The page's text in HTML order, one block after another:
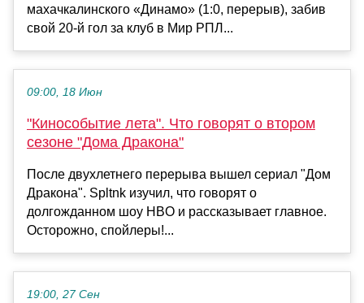
махачкалинского «Динамо» (1:0, перерыв), забив
свой 20-й гол за клуб в Мир РПЛ...
09:00, 18 Июн
"Кинособытие лета". Что говорят о втором
сезоне "Дома Дракона"
После двухлетнего перерыва вышел сериал "Дом
Дракона". Spltnk изучил, что говорят о
долгожданном шоу HBO и рассказывает главное.
Осторожно, спойлеры!...
19:00, 27 Сен